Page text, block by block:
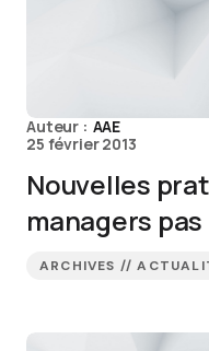
Auteur : AAE
25 février 2013
Nouvelles
managers
ARCHIVES //